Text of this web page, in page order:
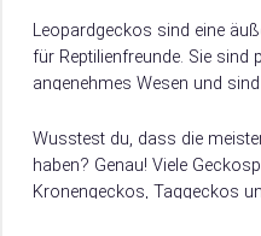
adoptieren,…
Leopardgeckos sind eine
für Reptilienfreunde. Sie sind
angenehmes Wesen und
Wusstest du, dass die
haben? Genau! Viele
Kronengeckos, Taggeckos